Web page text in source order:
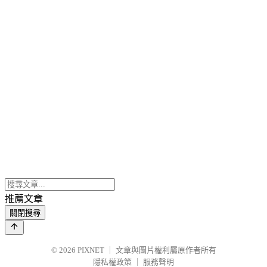
推薦文章
關閉搜尋
© 2026 PIXNET
文章與圖片權利屬原作者所有
隱私權政策
服務聲明